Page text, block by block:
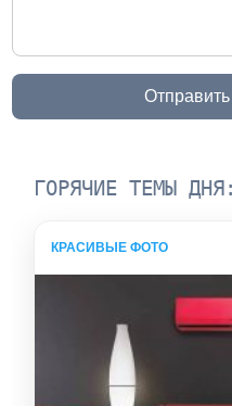
ГОРЯЧИЕ ТЕМЫ ДНЯ:
КРАСИВЫЕ ФОТО